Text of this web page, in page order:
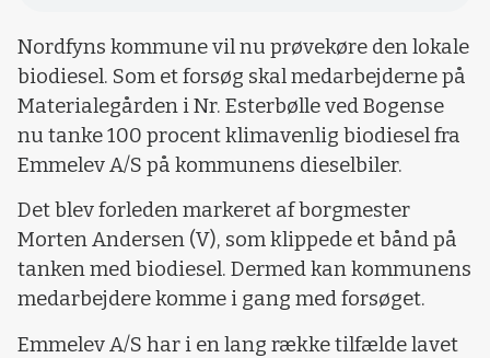
Nordfyns kommune vil nu prøvekøre den lokale
biodiesel. Som et forsøg skal medarbejderne på
Materialegården i Nr. Esterbølle ved Bogense
nu tanke 100 procent klimavenlig biodiesel fra
Emmelev A/S på kommunens dieselbiler.
Det blev forleden markeret af borgmester
Morten Andersen (V), som klippede et bånd på
tanken med biodiesel. Dermed kan kommunens
medarbejdere komme i gang med forsøget.
Emmelev A/S har i en lang række tilfælde lavet